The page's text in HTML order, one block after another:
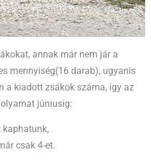
annak már nem jár a
mennyiség(16 darab), ugyanis
a kiadott zsákok száma, így az
júniusig:
csak 4-et.